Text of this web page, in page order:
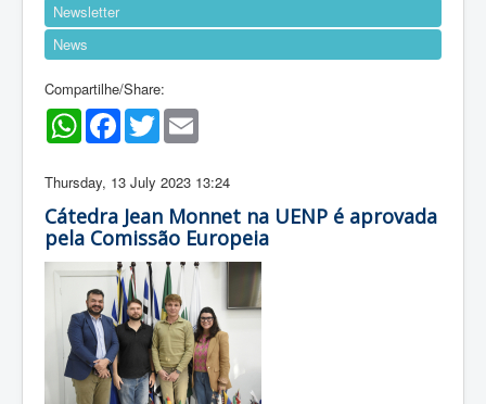
Newsletter
News
Compartilhe/Share:
WhatsAppFacebookTwitter
Thursday, 13 July 2023 13:24
Cátedra Jean Monnet na UENP é aprovada
pela Comissão Europeia